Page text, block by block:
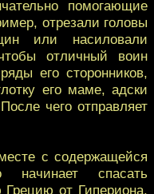
помогающие
отрезали головы
или насиловали
отличный воин
его сторонников,
его маме, адски
чего отправляет
с содержащейся
спасать
от Гипериона,